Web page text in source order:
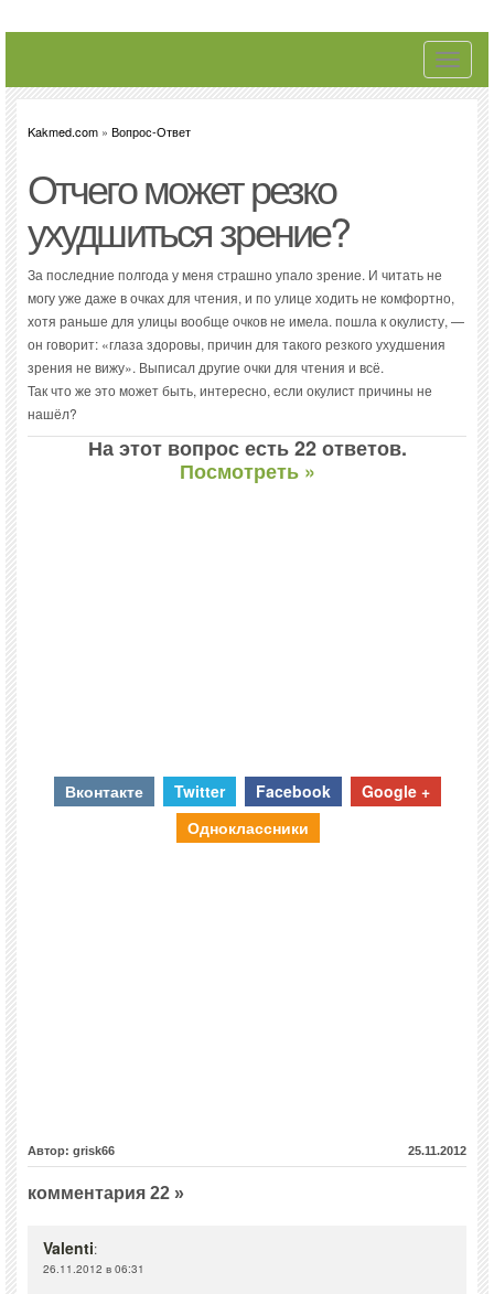
Toggle
Kakmed.com » Вопрос-Ответ
Отчего может резко
ухудшиться зрение?
За последние полгода у меня страшно упало зрение. И читать не
могу уже даже в очках для чтения, и по улице ходить не комфортно,
хотя раньше для улицы вообще очков не имела. пошла к окулисту, —
он говорит: «глаза здоровы, причин для такого резкого ухудшения
зрения не вижу». Выписал другие очки для чтения и всё.
Так что же это может быть, интересно, если окулист причины не
нашёл?
На этот вопрос есть 22 ответов.
Посмотреть »
Вконтакте Twitter Facebook
Google +
Одноклассники
Автор: grisk66 25.11.2012
комментария 22 »
Valenti:
26.11.2012 в 06:31